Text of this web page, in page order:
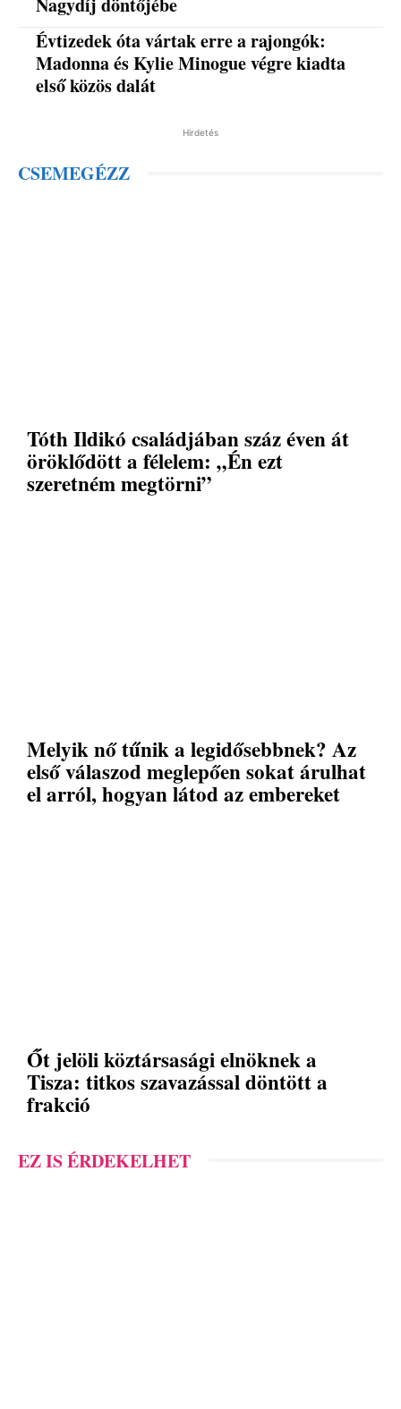
Évtizedek óta vártak erre a rajongók:
Madonna és Kylie Minogue végre kiadta
első közös dalát
Hirdetés
CSEMEGÉZZ
Tóth Ildikó családjában száz éven át
öröklődött a félelem: „Én ezt
szeretném megtörni”
Melyik nő tűnik a legidősebbnek? Az
első válaszod meglepően sokat árulhat
el arról, hogyan látod az embereket
Őt jelöli köztársasági elnöknek a
Tisza: titkos szavazással döntött a
frakció
EZ IS ÉRDEKELHET